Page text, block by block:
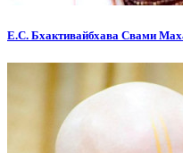
Е.С. Бхактивайбхава Свами